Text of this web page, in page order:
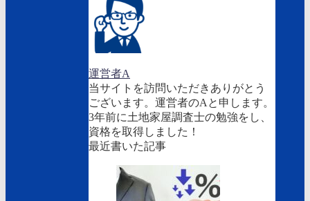
運営者A
当サイトを訪問いただきありがとう
ございます。運営者のAと申します。
3年前に土地家屋調査士の勉強をし、
資格を取得しました！
最近書いた記事